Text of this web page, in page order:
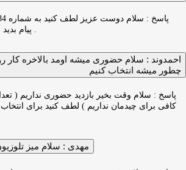
پاسخ :
پیام بدید براتتون مدلها رو بفرستیم .
احمدوند : سلام حضوری میشه اومد بالاخره کار رو
چطور میشه انتخاب کنیم
پاسخ : سلام وقت بخیر بازدید حضوری نداریم (
کافی برای چیدمان نداریم ) لطف کنید برای
مهدی : سلام میز